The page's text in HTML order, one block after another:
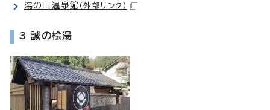
湯の山温泉館 （外部リンク）
3 誠の桧湯